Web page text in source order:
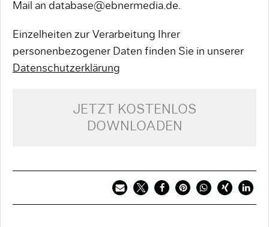
Mail an database@ebnermedia.de.
Einzelheiten zur Verarbeitung Ihrer
personenbezogener Daten finden Sie in unserer
Datenschutzerklärung
JETZT KOSTENLOS
DOWNLOADEN